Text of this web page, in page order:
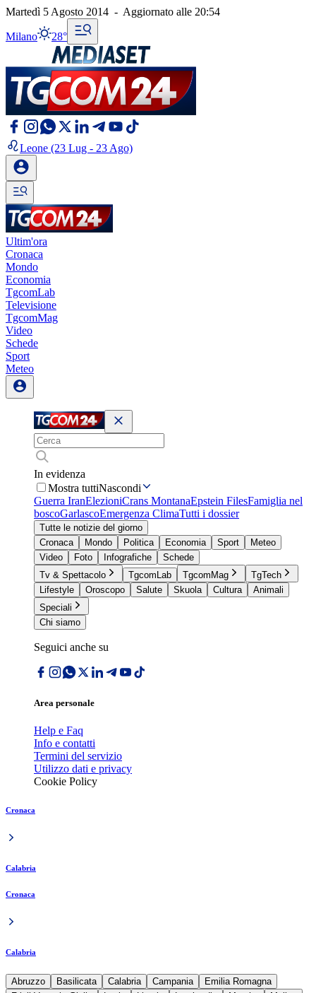
Martedì 5 Agosto 2014 - Aggiornato alle 20:54
Milano 28°
Leone (23 Lug - 23 Ago)
Ultim'ora
Cronaca
Mondo
Economia
TgcomLab
Televisione
TgcomMag
Video
Schede
Sport
Meteo
In evidenza
Mostra tuttiNascondi
Guerra IranElezioniCrans MontanaEpstein FilesFamiglia nel
boscoGarlascoEmergenza ClimaTutti i dossier
Tutte le notizie del giorno
Cronaca
Mondo Politica Economia Sport
Meteo
Video
Foto Infografiche
Schede
Tv & Spettacolo
TgcomLab TgcomMag
TgTech
Lifestyle
Oroscopo Salute Skuola Cultura
Animali
Speciali
Chi siamo
Seguici anche su
Area personale
Help e Faq
Info e contatti
Termini del servizio
Utilizzo dati e privacy
Cookie Policy
Cronaca
Calabria
Cronaca
Calabria
Abruzzo Basilicata Calabria Campania
Emilia Romagna